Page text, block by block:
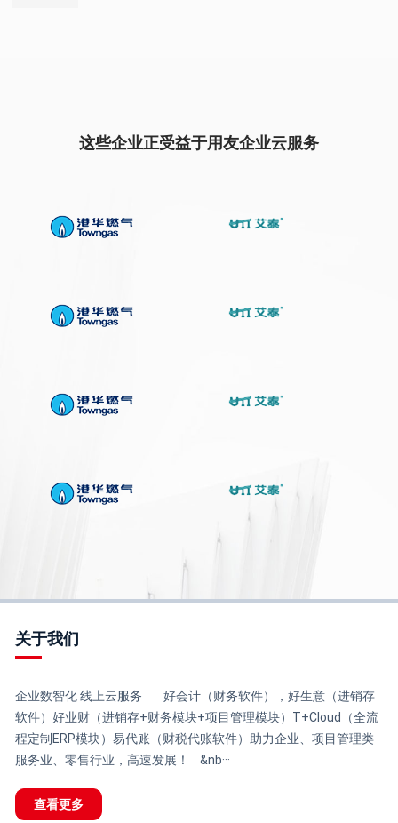
这些企业正受益于用友企业云服务
关于我们
企业数智化 线上云服务 好会计（财务软件），好生意（进销存
软件）好业财（进销存+财务模块+项目管理模块）T+Cloud（全流
程定制ERP模块）易代账（财税代账软件）助力企业、项目管理类
服务业、零售行业，高速发展！ &nb···
查看更多